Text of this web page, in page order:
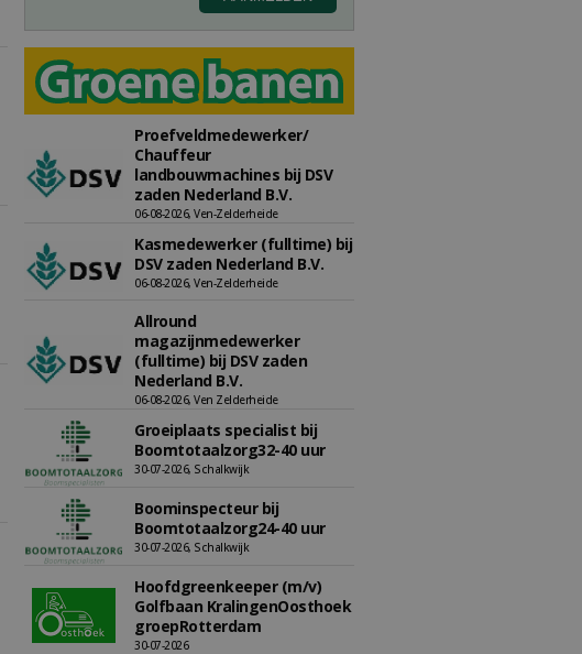
Proefveldmedewerker/
Chauffeur
landbouwmachines bij DSV
zaden Nederland B.V.
06-08-2026, Ven-Zelderheide
Kasmedewerker (fulltime) bij
DSV zaden Nederland B.V.
06-08-2026, Ven-Zelderheide
Allround
magazijnmedewerker
(fulltime) bij DSV zaden
Nederland B.V.
06-08-2026, Ven Zelderheide
Groeiplaats specialist bij
Boomtotaalzorg32-40 uur
30-07-2026, Schalkwijk
Boominspecteur bij
Boomtotaalzorg24-40 uur
30-07-2026, Schalkwijk
Hoofdgreenkeeper (m/v)
Golfbaan KralingenOosthoek
groepRotterdam
30-07-2026